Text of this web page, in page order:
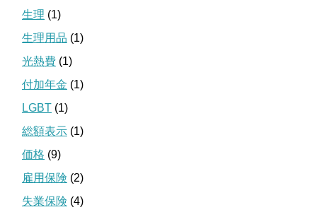
生理 (1)
生理用品 (1)
光熱費 (1)
付加年金 (1)
LGBT (1)
総額表示 (1)
価格 (9)
雇用保険 (2)
失業保険 (4)